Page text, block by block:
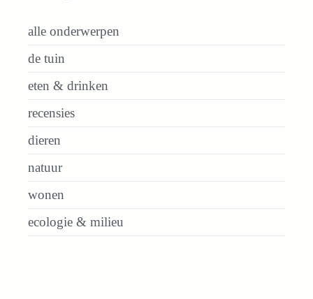
alle onderwerpen
de tuin
eten & drinken
recensies
dieren
natuur
wonen
ecologie & milieu